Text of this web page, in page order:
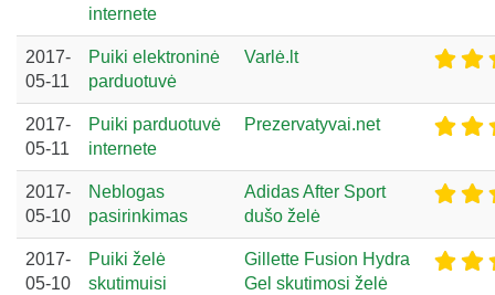
internete
2017-
05-11
Puiki elektroninė
parduotuvė
Varlė.lt
2017-
05-11
Puiki parduotuvė
internete
Prezervatyvai.net
2017-
05-10
Neblogas
pasirinkimas
Adidas After Sport
dušo želė
2017-
05-10
Puiki želė
skutimuisi
Gillette Fusion Hydra
Gel skutimosi želė